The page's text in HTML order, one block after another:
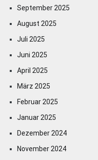
September 2025
August 2025
Juli 2025
Juni 2025
April 2025
März 2025
Februar 2025
Januar 2025
Dezember 2024
November 2024